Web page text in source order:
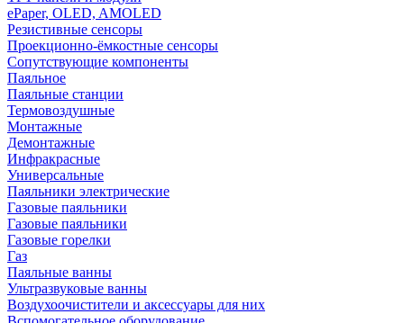
ePaper, OLED, AMOLED
Резистивные сенсоры
Проекционно-ёмкостные сенсоры
Сопутствующие компоненты
Паяльное
Паяльные станции
Термовоздушные
Монтажные
Демонтажные
Инфракрасные
Универсальные
Паяльники электрические
Газовые паяльники
Газовые паяльники
Газовые горелки
Газ
Паяльные ванны
Ультразвуковые ванны
Воздухоочистители и аксессуары для них